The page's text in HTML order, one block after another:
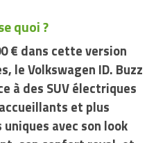
quoi ?
€ dans cette version
le Volkswagen ID. Buzz
à des SUV électriques
et plus
avec son look